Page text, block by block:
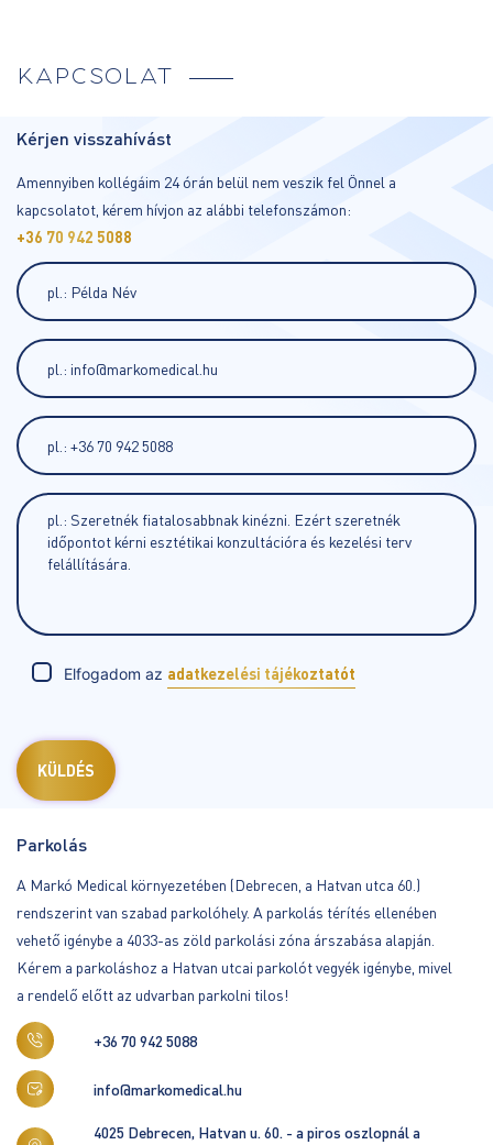
KAPCSOLAT
Kérjen visszahívást
Amennyiben kollégáim 24 órán belül nem veszik fel Önnel a
kapcsolatot, kérem hívjon az alábbi telefonszámon:
+36 70 942 5088
Elfogadom az adatkezelési tájékoztatót
Parkolás
A Markó Medical környezetében (Debrecen, a Hatvan utca 60.)
rendszerint van szabad parkolóhely. A parkolás térítés ellenében
vehető igénybe a 4033-as zöld parkolási zóna árszabása alapján.
Kérem a parkoláshoz a Hatvan utcai parkolót vegyék igénybe, mivel
a rendelő előtt az udvarban parkolni tilos!
+36 70 942 5088
info@markomedical.hu
4025 Debrecen, Hatvan u. 60. - a piros oszlopnál a